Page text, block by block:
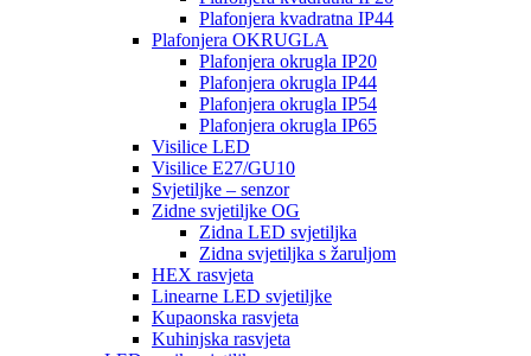
Plafonjera kvadratna IP44
Plafonjera OKRUGLA
Plafonjera okrugla IP20
Plafonjera okrugla IP44
Plafonjera okrugla IP54
Plafonjera okrugla IP65
Visilice LED
Visilice E27/GU10
Svjetiljke – senzor
Zidne svjetiljke OG
Zidna LED svjetiljka
Zidna svjetiljka s žaruljom
HEX rasvjeta
Linearne LED svjetiljke
Kupaonska rasvjeta
Kuhinjska rasvjeta